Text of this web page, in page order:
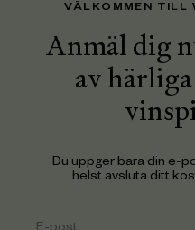
VÄLKOMMEN TILL
Anmäl dig
av
Du uppger bara din e-
helst avsluta ditt